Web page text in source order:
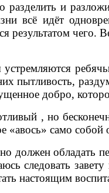
и
всё идёт
результатом
пытливость,
добро,
, но бесконечно
«авось» само собой
обладать
следовать
настоящим